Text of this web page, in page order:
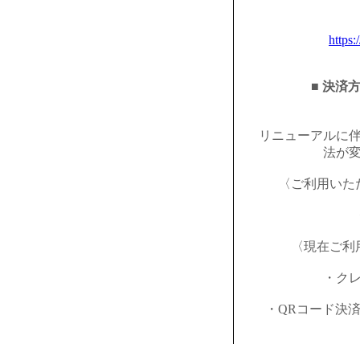
■ 決済
リニューアルに
法が
〈ご利用い
〈現在ご
・ク
・QRコード決